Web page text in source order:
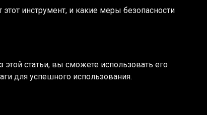
инструмент, и какие меры безопасности
статьи, вы сможете использовать его
для успешного использования.